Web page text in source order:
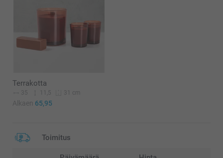
Terrakotta
35 11,5 31 cm
Alkaen 65,95
Toimitus